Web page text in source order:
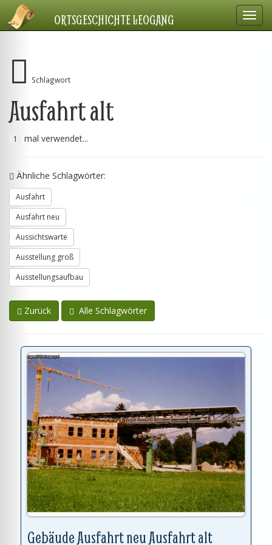
ORTSGESCHICHTE LEOGANG
Schlagwort
Ausfahrt alt
1 mal verwendet...
Ähnliche Schlagwörter:
Ausfahrt
Ausfahrt neu
Aussichtswarte
Ausstellung groß
Ausstellungsaufbau
Zurück Alle Schlagwörter
Gebäude Ausfahrt neu Ausfahrt alt